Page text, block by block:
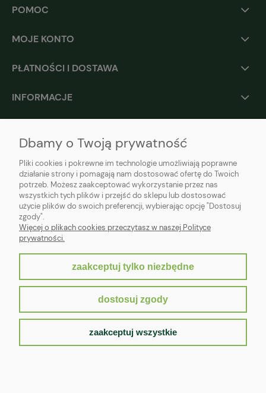
POMOC
MOJE KONTO
PŁATNOŚCI I DOSTAWA
INFORMACJE
Sklep internetowy Shoper.pl
Dbamy o Twoją prywatność
Pliki cookies i pokrewne im technologie umożliwiają poprawne
działanie strony i pomagają nam dostosować ofertę do Twoich
potrzeb. Możesz zaakceptować wykorzystanie przez nas
wszystkich tych plików i przejść do sklepu lub dostosować
użycie plików do swoich preferencji, wybierając opcję "Dostosuj
zgody".
Więcej o plikach cookies przeczytasz w naszej Polityce
prywatności.
zaakceptuj tylko niezbędne
dostosuj zgody
zaakceptuj wszystkie